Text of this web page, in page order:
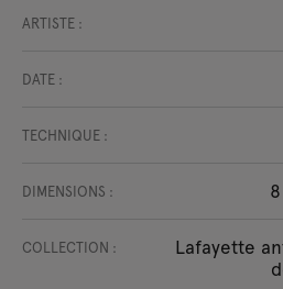
ARTISTE :
DATE :
TECHNIQUE :
DIMENSIONS :
COLLECTION :
Lafayette